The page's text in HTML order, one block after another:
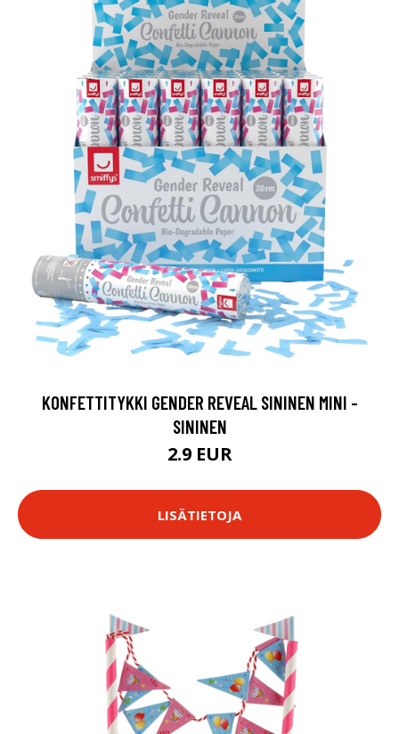
KONFETTITYKKI GENDER REVEAL SININEN MINI -
SININEN
2.9 EUR
LISÄTIETOJA